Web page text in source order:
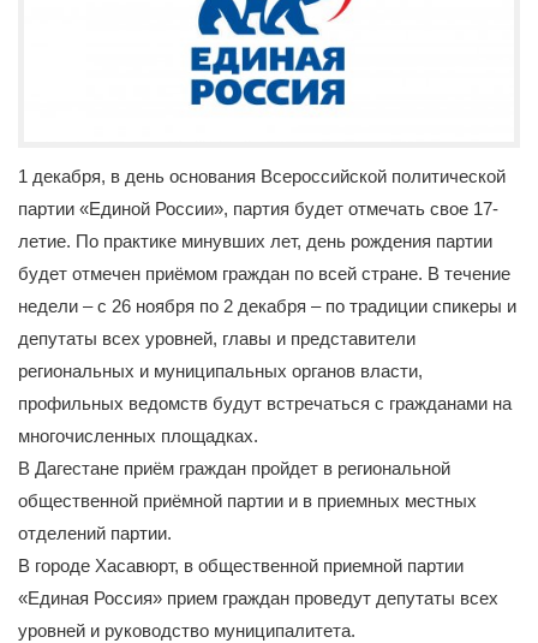
1 декабря, в день основания Всероссийской политической
партии «Единой России», партия будет отмечать свое 17-
летие. По практике минувших лет, день рождения партии
будет отмечен приёмом граждан по всей стране. В течение
недели – с 26 ноября по 2 декабря – по традиции спикеры и
депутаты всех уровней, главы и представители
региональных и муниципальных органов власти,
профильных ведомств будут встречаться с гражданами на
многочисленных площадках.
В Дагестане приём граждан пройдет в региональной
общественной приёмной партии и в приемных местных
отделений партии.
В городе Хасавюрт, в общественной приемной партии
«Единая Россия» прием граждан проведут депутаты всех
уровней и руководство муниципалитета.